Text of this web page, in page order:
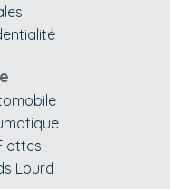
Lourd